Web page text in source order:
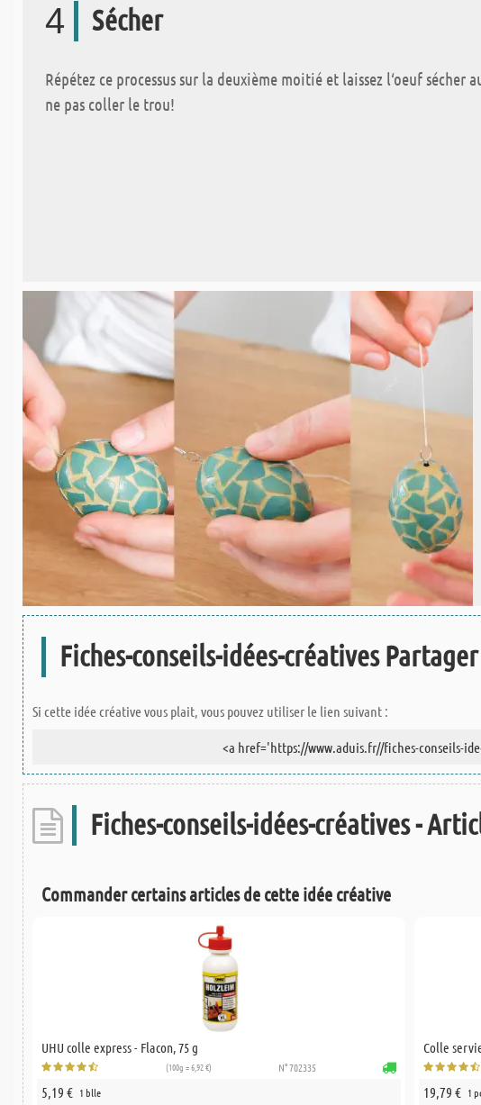
4 Sécher
Répétez ce processus sur la deuxième moitié et laissez l‘oeuf sécher
ne pas coller le trou!
Fiches-conseils-idées-créatives
Si cette idée créative vous plait, vous pouvez utiliser le lien suivant :
Fiches-conseils-idées-créatives -
Commander certains articles de cette idée créative
UHU colle express - Flacon, 75 g
(100g = 6,92 €) N° 702335
5,19 € 1 blle
Colle
19,79 € 1